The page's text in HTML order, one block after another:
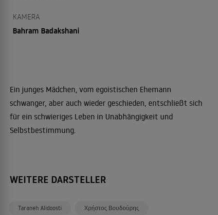
KAMERA
Bahram Badakshani
Ein junges Mädchen, vom egoistischen Ehemann
schwanger, aber auch wieder geschieden, entschließt sich
für ein schwieriges Leben in Unabhängigkeit und
Selbstbestimmung.
WEITERE DARSTELLER
Taraneh Alidoosti Χρήστος Βουδούρης